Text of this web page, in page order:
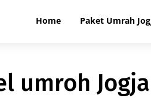
Home Paket Umrah
umroh